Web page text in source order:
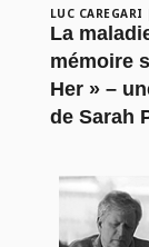
LUC CAREGARI
La
mémoire
Her » –
de Sarah